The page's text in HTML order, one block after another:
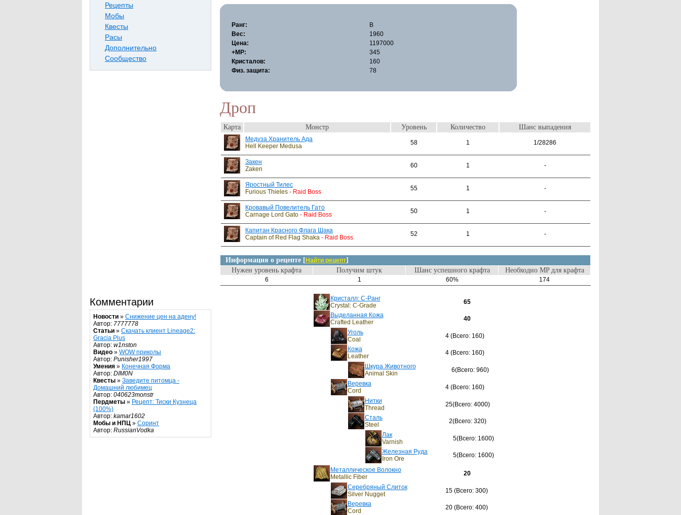
Рецепты
Мобы
Квесты
Расы
Дополнительно
Сообщество
Комментарии
Новости » Снижение цен на адену!
Автор: 7777778
Статьи » Скачать клиент Lineage2:
Gracia Plus
Автор: w1nston
Видео » WOW приколы
Автор: Punisher1997
Умения » Конечная Форма
Автор: DIM0N
Квесты » Заведите питомца -
Домашний любимец
Автор: 040623monstr
Пердметы » Рецепт: Тиски Кузнеца
(100%)
Автор: kamar1602
Мобы и НПЦ » Соринт
Автор: RussianVodka
Ранг:
B
Вес:
1960
Цена:
1197000
+MP:
345
Кристалов:
160
Физ. защита:
78
Дроп
Карта Монстр Уровень Количество Шанс выпадения
Медуза Хранитель Ада
Hell Keeper Medusa
58 1 1/28286
Закен
Zaken
60 1 -
Яростный Тилес
Furious Thieles - Raid Boss 55 1 -
Кровавый Повелитель Гато
Carnage Lord Gato - Raid Boss 50 1 -
Капитан Красного Флага Шака
Captain of Red Flag Shaka - Raid Boss 52 1 -
Информация о рецепте [ Найти рецепт]
Нужен уровень крафта
Получим штук Шанс успешного крафта Необходио MP для крафта
6 1 60% 174
Кристалл: C-Ранг
Crystal: C-Grade
65
Выделанная Кожа
Crafted Leather
40
Уголь
Coal
4 (Всего: 160)
Кожа
Leather
4 (Всего: 160)
Шкура Животного
Animal Skin
6(Всего: 960)
Веревка
Cord
4 (Всего: 160)
Нитки
Thread
25(Всего: 4000)
Сталь
Steel
2(Всего: 320)
Лак
Varnish
5(Всего: 1600)
Железная Руда
Iron Ore
5(Всего: 1600)
Металлическое Волокно
Metallic Fiber
20
Серебряный Слиток
Silver Nugget
15 (Всего: 300)
Веревка
Cord
20 (Всего: 400)